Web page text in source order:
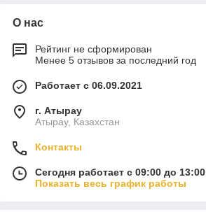
О нас
Рейтинг не сформирован
Менее 5 отзывов за последний год
Работает с 06.09.2021
г. Атырау
Атырау, Казахстан
Контакты
Сегодня работает с 09:00 до 13:00
Показать весь график работы